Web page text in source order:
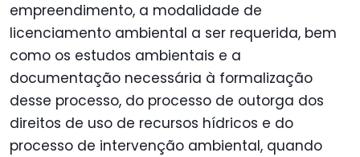
empreendimento, a modalidade de
licenciamento ambiental a ser requerida, bem
como os estudos ambientais e a
documentação necessária à formalização
desse processo, do processo de outorga dos
direitos de uso de recursos hídricos e do
processo de intervenção ambiental, quando